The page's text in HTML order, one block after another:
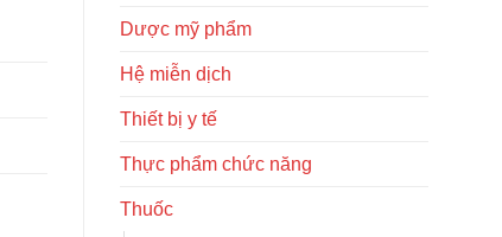
Dược mỹ phẩm
Hệ miễn dịch
Thiết bị y tế
Thực phẩm chức năng
Thuốc